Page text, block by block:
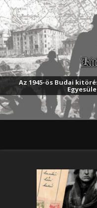
Az 1945-ös Budai